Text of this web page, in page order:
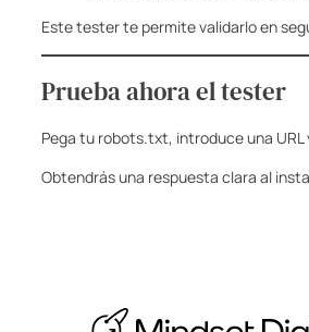
Este tester te permite validarlo en
Prueba ahora el tester
Pega tu robots.txt, introduce una URL
Obtendrás una respuesta clara al